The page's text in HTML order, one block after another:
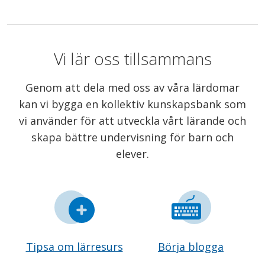
Vi lär oss tillsammans
Genom att dela med oss av våra lärdomar
kan vi bygga en kollektiv kunskapsbank som
vi använder för att utveckla vårt lärande och
skapa bättre undervisning för barn och
elever.
Tipsa om lärresurs Börja blogga